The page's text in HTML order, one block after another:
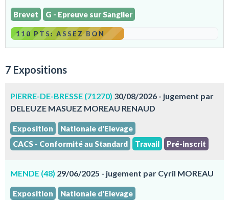
Brevet G - Epreuve sur Sanglier
110 PTS: ASSEZ BON
7 Expositions
PIERRE-DE-BRESSE (71270) 30/08/2026 - jugement par
DELEUZE MASUEZ MOREAU RENAUD
Exposition
Nationale d'Elevage
CACS - Conformité au Standard
Travail Pré-inscrit
MENDE (48) 29/06/2025 - jugement par Cyril MOREAU
Exposition
Nationale d'Elevage